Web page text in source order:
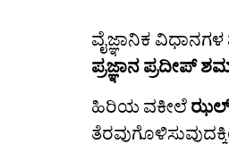
ವೈಜ್ಞಾನಿಕ
ಪ್ರಜ್ಞಾನ ಪ್ರದೀಪ್
ಹಿರಿಯ ವಕೀಲೆ ಝಲ್